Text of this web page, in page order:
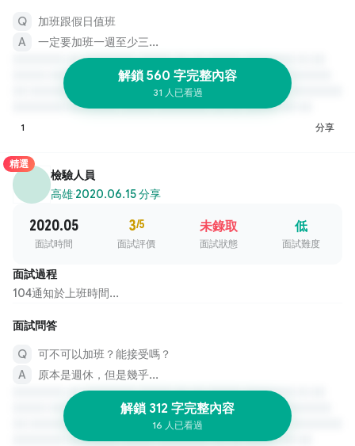
加班跟假日值班
一定要加班一週至少三...
解鎖 560 字完整內容
31 人已看過
1 分享
精選
檢驗人員
高雄·2020.06.15 分享
2020.05
面試時間
3/5
面試評價
未錄取
面試狀態
低
面試難度
面試過程
104通知於上班時間...
面試問答
可不可以加班？能接受嗎？
原本是週休，但是幾乎...
解鎖 312 字完整內容
16 人已看過